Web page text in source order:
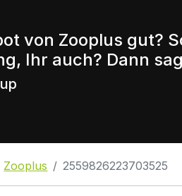
von Zooplus gut?
Ihr auch? Dann
Zooplus 2559826223703525